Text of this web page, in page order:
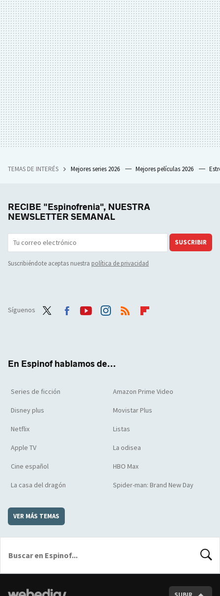
TEMAS DE INTERÉS Mejores series 2026 Mejores películas 2026
RECIBE "Espinofrenia", NUESTRA
NEWSLETTER SEMANAL
SUSCRIBIR
Suscribiéndote aceptas nuestra política de privacidad
Síguenos
En Espinof hablamos de...
Series de ficción Amazon Prime Video
Disney plus Movistar Plus
Netflix Listas
Apple TV La odisea
Cine español HBO Max
La casa del dragón Spider-man: Brand New Day
VER MÁS TEMAS